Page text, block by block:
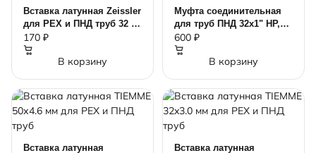
Вставка латунная Zeissler
для PEX и ПНД труб 32 x
3.0 мм
170 ₽
В корзину
Муфта соединительная
для труб ПНД 32x1" НР,
латунь никелированная
600 ₽
В корзину
Вставка латунная
Вставка латунная